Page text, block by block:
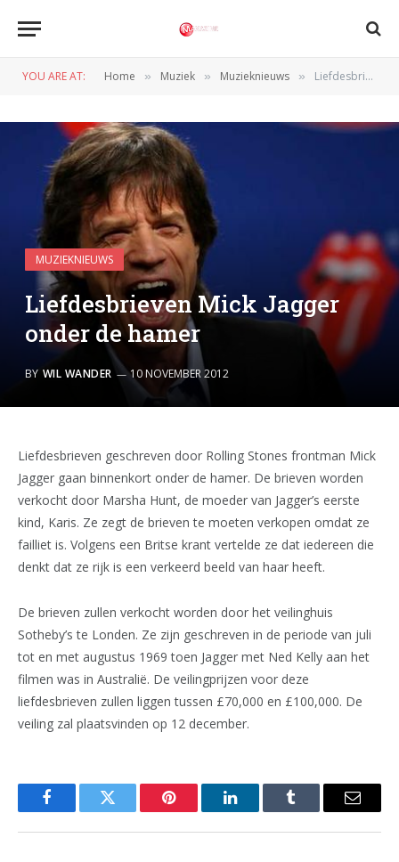
YOU ARE AT: Home » Muziek » Muzieknieuws » Liefdesbrieven Mick Jagger onder de hamer
MUZIEKNIEUWS
Liefdesbrieven Mick Jagger
onder de hamer
BY WIL WANDER 10 NOVEMBER 2012
Liefdesbrieven geschreven door Rolling Stones frontman Mick
Jagger gaan binnenkort onder de hamer. De brieven worden
verkocht door Marsha Hunt, de moeder van Jagger’s eerste
kind, Karis. Ze zegt de brieven te moeten verkopen omdat ze
failliet is. Volgens een Britse krant vertelde ze dat iedereen die
denkt dat ze rijk is een verkeerd beeld van haar heeft.
De brieven zullen verkocht worden door het veilinghuis
Sotheby’s te Londen. Ze zijn geschreven in de periode van juli
tot en met augustus 1969 toen Jagger met Ned Kelly aan het
filmen was in Australië. De veilingprijzen voor deze
liefdesbrieven zullen liggen tussen £70,000 en £100,000. De
veiling zal plaatsvinden op 12 december.
FacebookTwitter Pinterest LinkedInTumblr Email